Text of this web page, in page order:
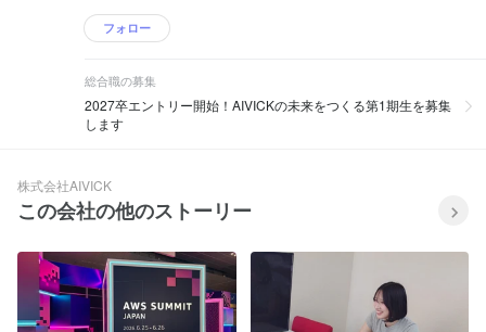
フォロー
総合職の募集
2027卒エントリー開始！AIVICKの未来をつくる第1期生を募集
します
株式会社AIVICK
この会社の他のストーリー